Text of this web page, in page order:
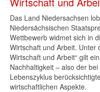
Das Land Niedersachsen
Niedersächsischen
Wettbewerb widmet sich in
Wirtschaft und Arbeit. Unter
Wirtschaft und Arbeit“ gilt
Nachhaltigkeit – also der
Lebenszyklus
wirtschaftlichen Aspekte.